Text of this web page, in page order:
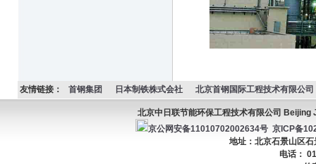
友情链接： 首钢集团 日本制铁株式会社 北京首钢国际工程技术有限公司
北京中日联节能环保工程技术有限公司
京公网安备11010702002634号 京ICP备
地址：北京石景山区
电话：